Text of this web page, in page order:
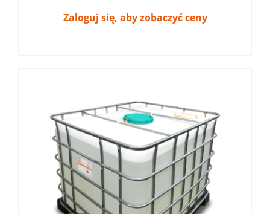
Zaloguj się, aby zobaczyć ceny